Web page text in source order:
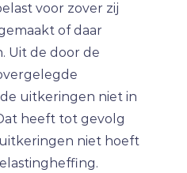
voor zover zij
of daar
Uit de door de
uitkeringen niet in
heeft tot gevolg
niet hoeft